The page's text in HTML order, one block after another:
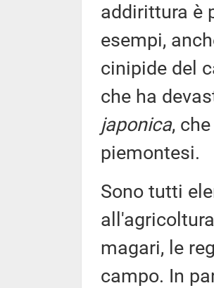
addirittura è
esempi,
cinipide del
che ha
japonica,
piemontesi.
Sono tutti
magari, le
campo. In